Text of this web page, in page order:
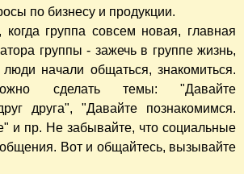
по бизнесу и продукции.
группа совсем новая, главная
группы - зажечь в группе жизнь,
люди начали общаться, знакомиться.
сделать темы: "Давайте
друга", "Давайте познакомимся.
и пр. Не забывайте, что социальные
Вот и общайтесь, вызывайте